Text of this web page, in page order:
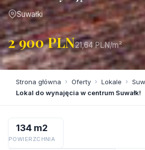
Suwałki
2 900 PLN21,64 PLN/m²
Strona główna › Oferty › Lokale ›
Lokal do wynajęcia w centrum Suwałk!
134 m2
POWIERZCHNIA